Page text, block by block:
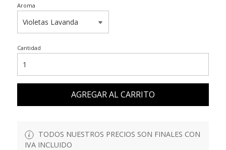
Aroma
Cantidad
AGREGAR AL CARRITO
TODOS NUESTROS PRECIOS SON FINALES CON
IVA INCLUIDO